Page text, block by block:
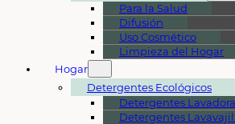
Para la Salud
Difusión
Uso Cosmético
Limpieza del Hogar
Hogar
Detergentes Ecológicos
Detergentes Lavadora
Detergentes